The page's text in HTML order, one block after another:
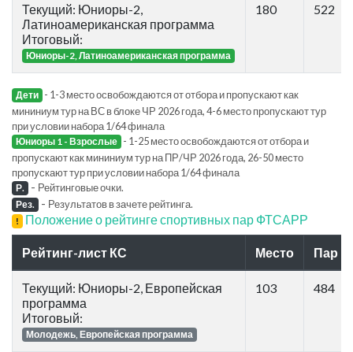
Текущий: Юниоры-2,
Латиноамериканская программа
Итоговый:
Юниоры-2, Латиноамериканская программа
180 522
Дети - 1-3 место освобождаются от отбора и пропускают как
мининиум тур на ВС в блоке ЧР 2026 года, 4-6 место пропускают тур
при условии набора 1/64 финала
Юниоры 1 - Взрослые - 1-25 место освобождаются от отбора и
пропускают как мининиум тур на ПР/ЧР 2026 года, 26-50 место
пропускают тур при условии набора 1/64 финала
Р. - Рейтинговые очки.
Рез. - Результатов в зачете рейтинга.
! Положение о рейтинге спортивных пар ФТСАРР
Рейтинг-лист КС Место Пар
Текущий: Юниоры-2, Европейская
программа
Итоговый:
Молодежь, Европейская программа
103 484